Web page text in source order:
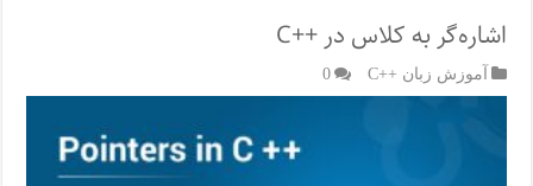
اشاره‌گر به کلاس در ++C
آموزش زبان ++C 0